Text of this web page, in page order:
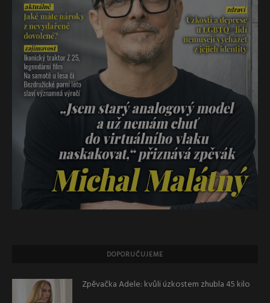
DOPORUČUJEME
Zpěvačka Adele: kvůli úzkostem zhubla 45 kilo